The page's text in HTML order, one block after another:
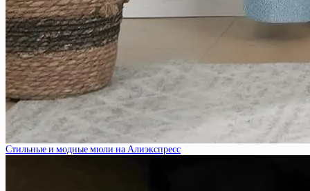
Стильные и модные мюли на Алиэкспресс